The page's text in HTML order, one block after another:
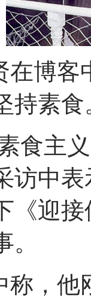
在博客
持素食
食主
访中
《迎
称，